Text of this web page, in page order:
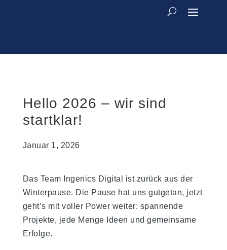
Hello 2026 – wir sind
startklar!
Januar 1, 2026
Das Team Ingenics Digital ist zurück aus der
Winterpause. Die Pause hat uns gutgetan, jetzt
geht’s mit voller Power weiter: spannende
Projekte, jede Menge Ideen und gemeinsame
Erfolge.